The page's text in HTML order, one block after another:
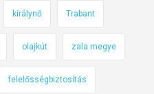
o
k
v
i
h
királynő Trabant
olajkút zala megye
felelősségbiztosítás